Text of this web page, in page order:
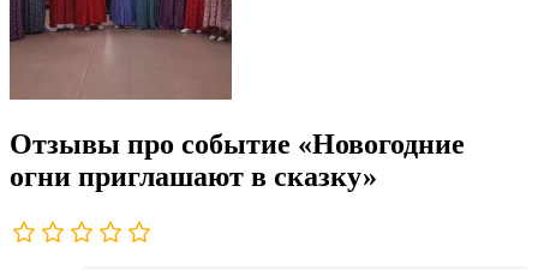
Отзывы про событие «Новогодние
огни приглашают в сказку»